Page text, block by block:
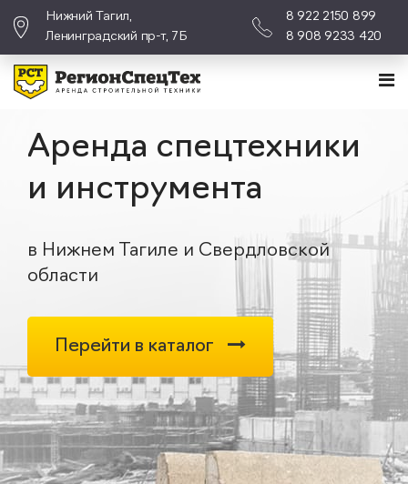
Нижний Тагил,
Ленинградский пр-т, 7Б
8 922 2150 899
8 908 9233 420
Аренда спецтехники
и инструмента
в Нижнем Тагиле и Свердловской
области
Перейти в каталог